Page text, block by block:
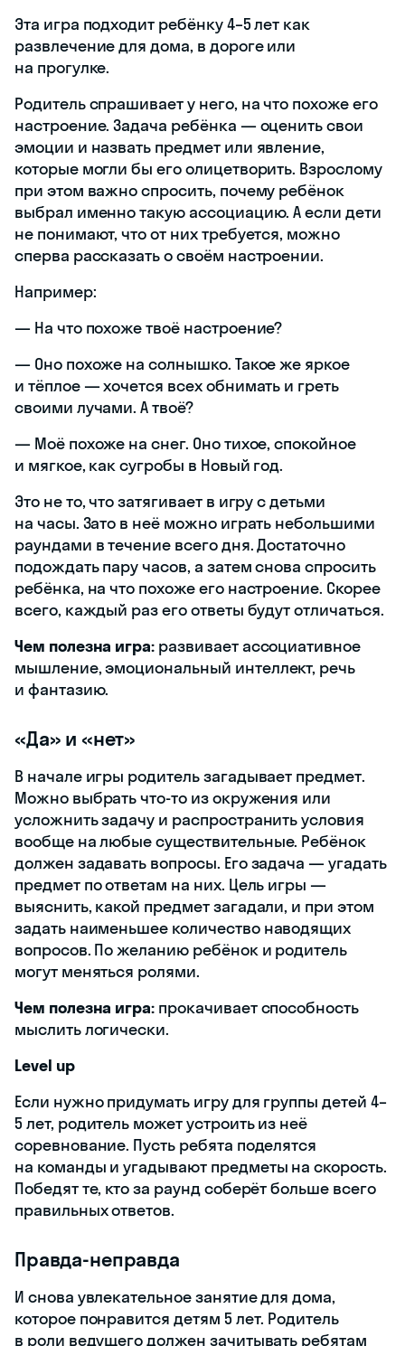
Эта игра подходит ребёнку 4–5 лет как
развлечение для дома, в дороге или
на прогулке.
Родитель спрашивает у него, на что похоже его
настроение. Задача ребёнка — оценить свои
эмоции и назвать предмет или явление,
которые могли бы его олицетворить. Взрослому
при этом важно спросить, почему ребёнок
выбрал именно такую ассоциацию. А если дети
не понимают, что от них требуется, можно
сперва рассказать о своём настроении.
Например:
— На что похоже твоё настроение?
— Оно похоже на солнышко. Такое же яркое
и тёплое — хочется всех обнимать и греть
своими лучами. А твоё?
— Моё похоже на снег. Оно тихое, спокойное
и мягкое, как сугробы в Новый год.
Это не то, что затягивает в игру с детьми
на часы. Зато в неё можно играть небольшими
раундами в течение всего дня. Достаточно
подождать пару часов, а затем снова спросить
ребёнка, на что похоже его настроение. Скорее
всего, каждый раз его ответы будут отличаться.
Чем полезна игра: развивает ассоциативное
мышление, эмоциональный интеллект, речь
и фантазию.
«Да» и «нет»
В начале игры родитель загадывает предмет.
Можно выбрать что-то из окружения или
усложнить задачу и распространить условия
вообще на любые существительные. Ребёнок
должен задавать вопросы. Его задача — угадать
предмет по ответам на них. Цель игры —
выяснить, какой предмет загадали, и при этом
задать наименьшее количество наводящих
вопросов. По желанию ребёнок и родитель
могут меняться ролями.
Чем полезна игра: прокачивает способность
мыслить логически.
Level up
Если нужно придумать игру для группы детей 4–
5 лет, родитель может устроить из неё
соревнование. Пусть ребята поделятся
на команды и угадывают предметы на скорость.
Победят те, кто за раунд соберёт больше всего
правильных ответов.
Правда-неправда
И снова увлекательное занятие для дома,
которое понравится детям 5 лет. Родитель
в роли ведущего должен зачитывать ребятам